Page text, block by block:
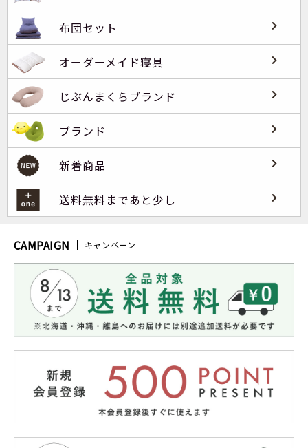
布団セット
オーダーメイド寝具
じぶんまくらブランド
ブランド
新着商品
送料無料まであと少し
CAMPAIGN キャンペーン